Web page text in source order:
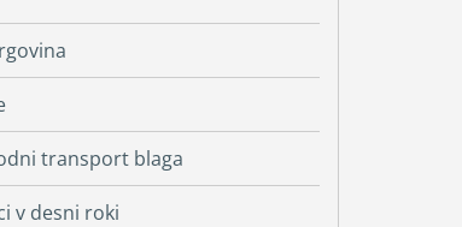
transport blaga
v desni roki